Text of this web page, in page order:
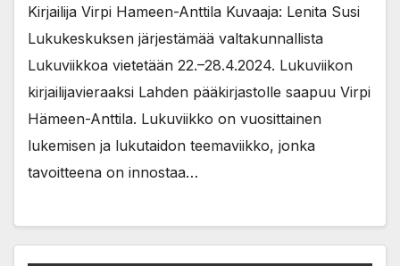
Kirjailija Virpi Hameen-Anttila Kuvaaja: Lenita Susi
Lukukeskuksen järjestämää valtakunnallista
Lukuviikkoa vietetään 22.–28.4.2024. Lukuviikon
kirjailijavieraaksi Lahden pääkirjastolle saapuu Virpi
Hämeen-Anttila. Lukuviikko on vuosittainen
lukemisen ja lukutaidon teemaviikko, jonka
tavoitteena on innostaa…